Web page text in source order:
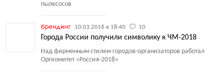
пылесосов
брендинг 10.03.2016 в 18:40 10
Города России получили символику к ЧМ-2018
Над фирменным стилем городов-организаторов работал
Оргкомитет «Россия-2018»